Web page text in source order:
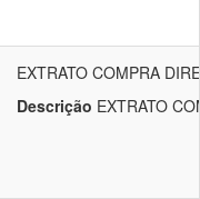
EXTRATO COMPRA
Descrição EXTRATO